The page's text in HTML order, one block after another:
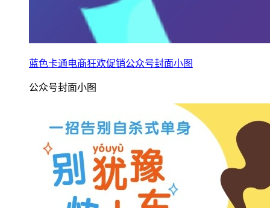
蓝色卡通电商狂欢促销公众号封面小图
公众号封面小图